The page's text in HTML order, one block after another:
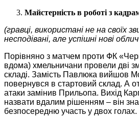
Майстерність в роботі з
(гравці, використані не на своїх
несподівані, але успішні нові
Порівняно з матчем проти ФК
вдома) хмельничани провели дві
складі. Замість Павлюка вийшов
повернувся в стартовий склад. А
атаки замінив Прильопа. Вихід
назвати вдалим рішенням – він
безпосередню участь у двох голах.